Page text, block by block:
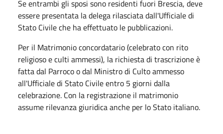
Se entrambi gli sposi sono residenti fuori Brescia, deve
essere presentata la delega rilasciata dall'Ufficiale di
Stato Civile che ha effettuato le pubblicazioni.
Per il Matrimonio concordatari​o (celebrato con rito
religioso e culti ammessi), la richiesta di trascrizione è
fatta dal Parroco o dal Ministro di Culto ammesso
all'Ufficiale di Stato Civile entro 5 giorni dalla
celebrazione. Con la registrazione il matrimonio
assume rilevanza giuridica anche per lo Stato italiano.